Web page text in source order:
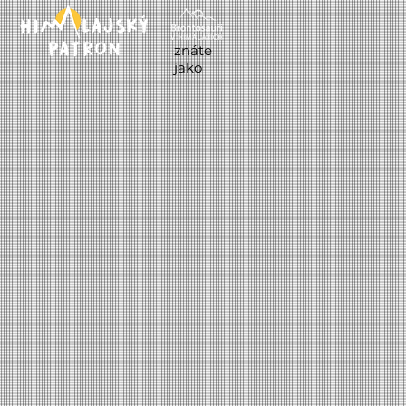
znáte
jako